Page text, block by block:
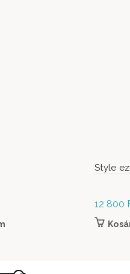
Style
12 800